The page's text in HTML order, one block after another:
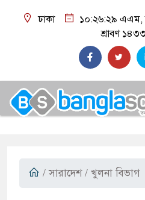
ঢাকা ১০:২৬:৩০ এএম
শ্রাবণ ১৪৩৩
/ সারাদেশ / খুলনা বিভাগ